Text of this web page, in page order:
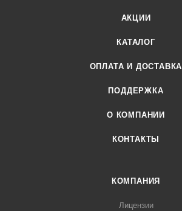
АКЦИИ
КАТАЛОГ
ОПЛАТА И ДОСТАВКА
ПОДДЕРЖКА
О КОМПАНИИ
КОНТАКТЫ
КОМПАНИЯ
Лицензии